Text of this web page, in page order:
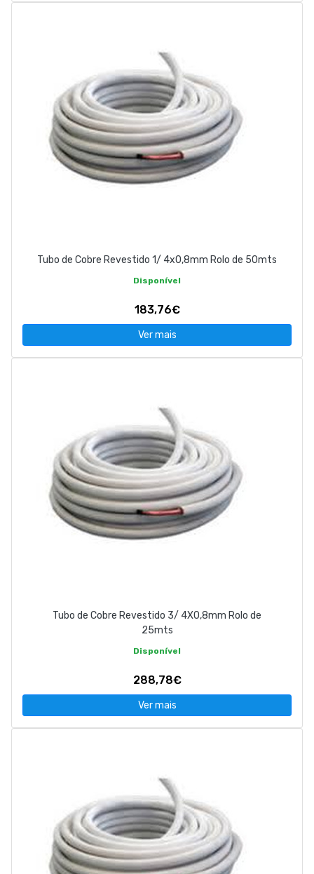
Tubo de Cobre Revestido 1/ 4x0,8mm Rolo de 50mts
Disponível
183,76€
Ver mais
Tubo de Cobre Revestido 3/ 4X0,8mm Rolo de
25mts
Disponível
288,78€
Ver mais